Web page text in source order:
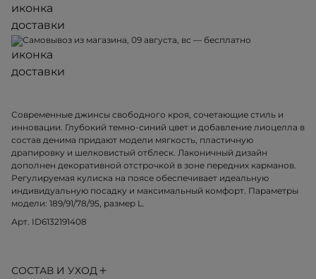
Самовывоз из магазина, 09 августа, вс — бесплатно
Современные джинсы свободного кроя, сочетающие стиль и
инновации. Глубокий темно-синий цвет и добавление лиоцелла в
состав денима придают модели мягкость, пластичную
драпировку и шелковистый отблеск. Лаконичный дизайн
дополнен декоративной отстрочкой в зоне передних карманов.
Регулируемая кулиска на поясе обеспечивает идеальную
индивидуальную посадку и максимальный комфорт. Параметры
модели: 189/91/78/95, размер L.
Арт. ID6132191408
СОСТАВ И УХОД